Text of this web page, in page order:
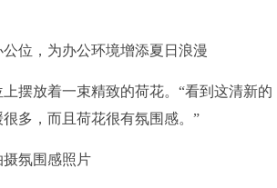
，为办公环境增添夏日浪漫
放着一束精致的荷花。“看到这清新的
多，而且荷花很有氛围感。”
氛围感照片